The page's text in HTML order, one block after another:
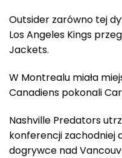
Outsider zarówno tej
Los Angeles Kings
Jackets.
W Montrealu miała
Canadiens pokonali
Nashville Predators
konferencji zachodniej
dogrywce nad